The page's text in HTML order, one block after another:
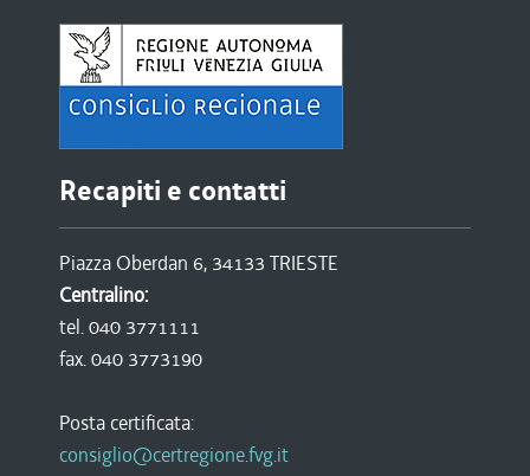
Recapiti e contatti
Piazza Oberdan 6, 34133 TRIESTE
Centralino:
tel. 040 3771111
fax. 040 3773190
Posta certificata:
consiglio@certregione.fvg.it